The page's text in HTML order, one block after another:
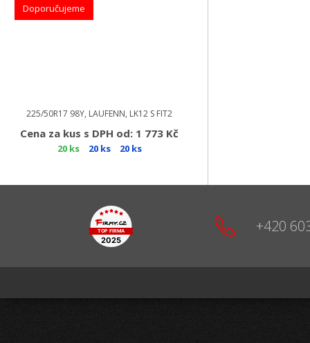
Doporučujeme
225/50R17 98Y, LAUFENN, LK12 S FIT2
Cena za kus s DPH od: 1 773 Kč
20 ks 20 ks 20 ks
+420